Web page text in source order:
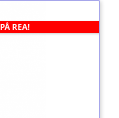
PÅ REA!